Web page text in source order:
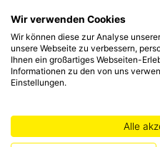
Wir verwenden Cookies
Wir können diese zur Analyse
unsere Webseite zu verbessern,
Ihnen ein großartiges Webseiten-
Informationen zu den von uns
Einstellungen.
Alle